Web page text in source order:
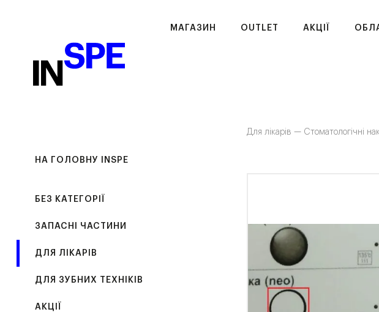
МАГАЗИН OUTLET АКЦІЇ
НА ГОЛОВНУ INSPE
БЕЗ КАТЕГОРІЇ
ЗАПАСНІ ЧАСТИНИ
ДЛЯ ЛІКАРІВ
ДЛЯ ЗУБНИХ ТЕХНІКІВ
АКЦІЇ
Для лікарів — Стоматологічні